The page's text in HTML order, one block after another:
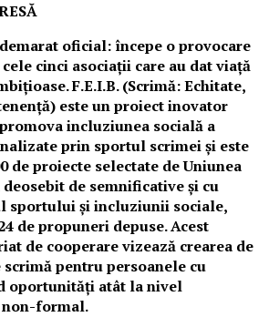
oficial: începe o provocare
cinci asociații care au dat viață
F.E.I.B. (Scrimă: Echitate,
este un proiect inovator
incluziunea socială a
prin sportul scrimei și este
de proiecte selectate de Uniunea
de semnificative și cu
sportului și incluziunii sociale,
de propuneri depuse. Acest
de cooperare vizează crearea de
scrimă pentru persoanele cu
oportunități atât la nivel
formal.